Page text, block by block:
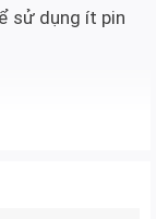
sử dụng ít pin
lý Apple A16